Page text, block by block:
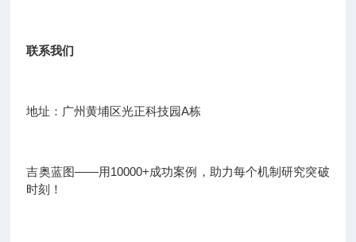
联系我们
地址：广州黄埔区光正科技园A栋
吉奥蓝图——用10000+成功案例，助力每个机制研究突破
时刻！